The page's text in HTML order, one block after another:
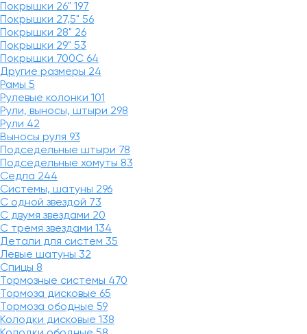
Покрышки 26" 197
Покрышки 27,5" 56
Покрышки 28" 26
Покрышки 29" 53
Покрышки 700C 64
Другие размеры 24
Рамы 5
Рулевые колонки 101
Рули, выносы, штыри 298
Рули 42
Выносы руля 93
Подседельные штыри 78
Подседельные хомуты 83
Седла 244
Системы, шатуны 296
С одной звездой 73
С двумя звездами 20
С тремя звездами 134
Детали для систем 35
Левые шатуны 32
Спицы 8
Тормозные системы 470
Тормоза дисковые 65
Тормоза ободные 59
Колодки дисковые 138